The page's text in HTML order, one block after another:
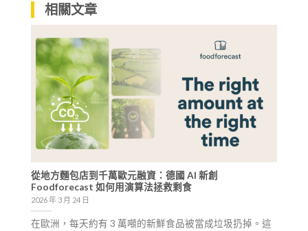
相關文章
從地方麵包店到千萬歐元融資：德國 AI 新創
Foodforecast 如何用演算法拯救剩食
2026 年 3 月 24 日
在歐洲，每天約有 3 萬噸的新鮮食品被當成垃圾扔掉。這